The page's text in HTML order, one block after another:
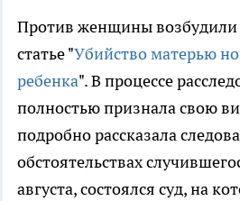
Против женщины возбудили
статье "Убийство матерью
ребенка". В процессе
полностью признала свою
подробно рассказала
обстоятельствах
августа, состоялся суд, на